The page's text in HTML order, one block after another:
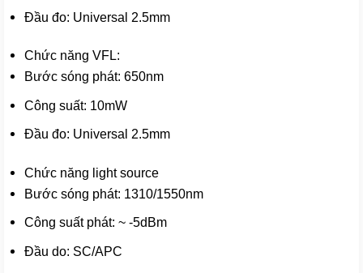
Đầu đo: Universal 2.5mm
Chức năng VFL:
Bước sóng phát: 650nm
Công suất: 10mW
Đầu đo: Universal 2.5mm
Chức năng light source
Bước sóng phát: 1310/1550nm
Công suất phát: ~ -5dBm
Đầu do: SC/APC